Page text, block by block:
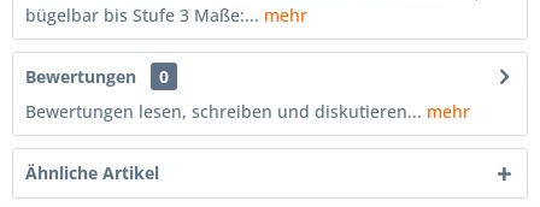
bügelbar bis Stufe 3 Maße:... mehr
Bewertungen
0
Bewertungen lesen, schreiben und diskutieren... mehr
Ähnliche Artikel